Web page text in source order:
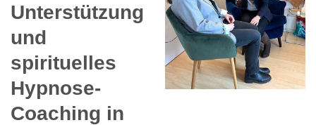
Unterstützung
und
spirituelles
Hypnose-
Coaching in